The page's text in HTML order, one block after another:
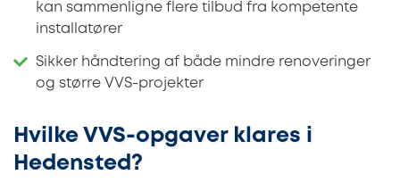
kan sammenligne flere tilbud fra kompetente
installatører
Sikker håndtering af både mindre renoveringer
og større VVS-projekter
Hvilke VVS-opgaver klares i
Hedensted?